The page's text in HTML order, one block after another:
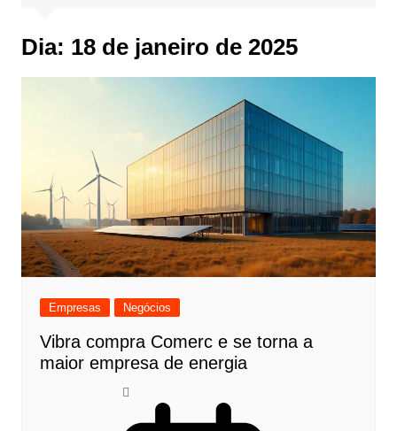
Dia: 18 de janeiro de 2025
Empresas Negócios
Vibra compra Comerc e se torna a
maior empresa de energia